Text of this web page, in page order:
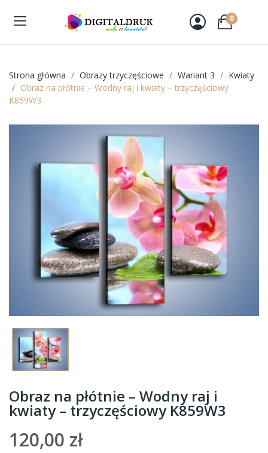
0
Strona główna Obrazy trzyczęściowe Wariant 3
Kwiaty
Obraz na płótnie – Wodny raj i kwiaty – trzyczęściowy
K859W3
Obraz na płótnie – Wodny raj i
kwiaty – trzyczęściowy K859W3
120,00 zł